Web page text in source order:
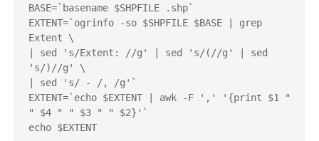
BASE=`basename $SHPFILE .shp`
EXTENT=`ogrinfo -so $SHPFILE $BASE | grep
Extent \
| sed 's/Extent: //g' | sed 's/(//g' | sed
's/)//g' \
| sed 's/ - /, /g'`
EXTENT=`echo $EXTENT | awk -F ',' '{print $1 "
" $4 " " $3 " " $2}'`
echo $EXTENT